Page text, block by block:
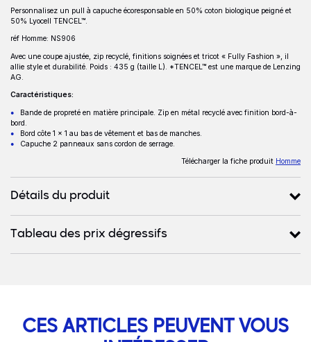
Description
Personnalisez un pull à capuche écoresponsable en 50% coton biologique peigné et
50% Lyocell TENCEL™.
réf Homme: NS906
Avec une coupe ajustée, zip recyclé, finitions soignées et tricot « Fully Fashion », il
allie style et durabilité. Poids : 435 g (taille L). *TENCEL™ est une marque de Lenzing
AG.
Caractéristiques:
Bande de propreté en matière principale. Zip en métal recyclé avec finition bord-à-
bord.
Bord côte 1 x 1 au bas de vêtement et bas de manches.
Capuche 2 panneaux sans cordon de serrage.
Télécharger la fiche produit Homme
Détails du produit
Tableau des prix dégressifs
CES ARTICLES PEUVENT VOUS